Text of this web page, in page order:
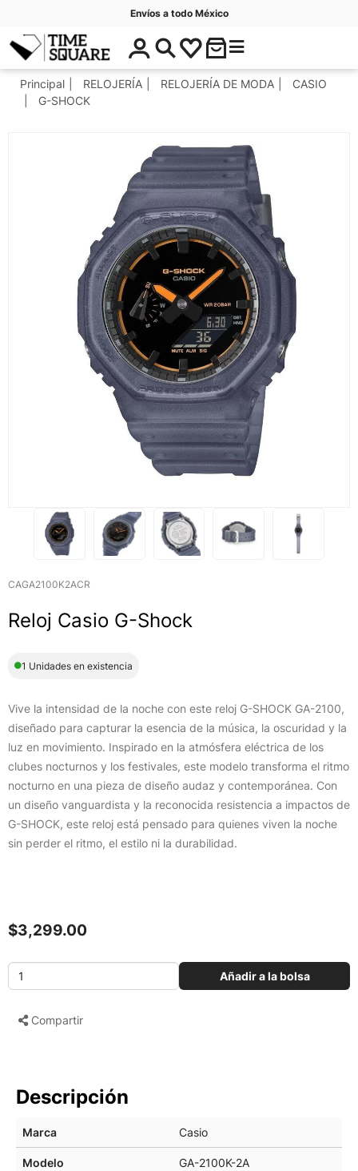
Envíos a todo México
Timesquare
$
0
.
C
t
r
a
s
Principal RELOJERÍA RELOJERÍA DE MODA
CASIO
G-SHOCK
CAGA2100K2ACR
Reloj Casio G-Shock
1 Unidades en existencia
Vive la intensidad de la noche con este reloj G-SHOCK GA-2100,
diseñado para capturar la esencia de la música, la oscuridad y la
luz en movimiento. Inspirado en la atmósfera eléctrica de los
clubes nocturnos y los festivales, este modelo transforma el ritmo
nocturno en una pieza de diseño audaz y contemporánea. Con
un diseño vanguardista y la reconocida resistencia a impactos de
G-SHOCK, este reloj está pensado para quienes viven la noche
sin perder el ritmo, el estilo ni la durabilidad.
$3,299.00
Añadir a la bolsa
Compartir
Descripción
Marca Casio
Modelo GA-2100K-2A